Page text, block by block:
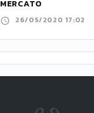
MERCATO
26/05/2020 17:02